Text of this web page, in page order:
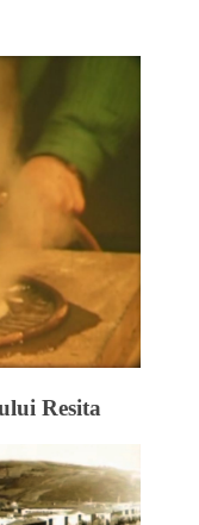
Resita